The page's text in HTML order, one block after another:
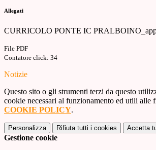
Allegati
CURRICOLO PONTE IC
File PDF
Contatore click: 34
Notizie
Questo sito o gli strumenti terzi da questo
cookie necessari al funzionamento ed utili alle
COOKIE POLICY.
Personalizza Rifiuta tutti i cookies Accetta
Gestione cookie